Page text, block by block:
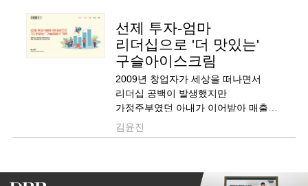
선제 투자-엄마
리더십으로 '더 맛있는'
구슬아이스크림
2009년 창업자가 세상을 떠나면서
리더십 공백이 발생했지만
가정주부였던 아내가 이어받아 매출
300억 원에 육박하는 회사로 키워낸
동학식품의 성장 비결을 살펴봅니다.
김윤진